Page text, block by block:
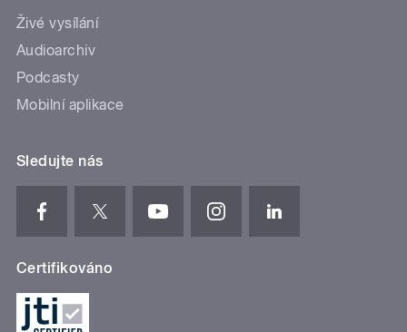
Živé vysílání
Audioarchiv
Podcasty
Mobilní aplikace
Sledujte nás
Certifikováno